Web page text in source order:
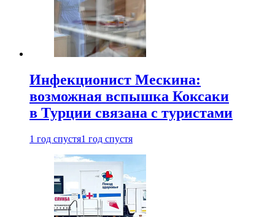
Инфекционист Мескина:
возможная вспышка Коксаки
в Турции связана с туристами
1 год спустя1 год спустя